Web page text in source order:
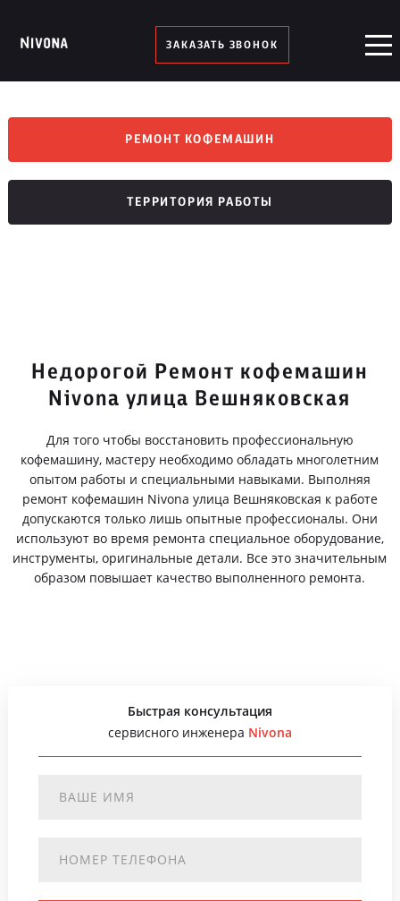
ЗАКАЗАТЬ ЗВОНОК
РЕМОНТ КОФЕМАШИН
ТЕРРИТОРИЯ РАБОТЫ
Недорогой Ремонт кофемашин
Nivona улица Вешняковская
Для того чтобы восстановить профессиональную
кофемашину, мастеру необходимо обладать многолетним
опытом работы и специальными навыками. Выполняя
ремонт кофемашин Nivona улица Вешняковская к работе
допускаются только лишь опытные профессионалы. Они
используют во время ремонта специальное оборудование,
инструменты, оригинальные детали. Все это значительным
образом повышает качество выполненного ремонта.
Быстрая консультация
сервисного инженера Nivona